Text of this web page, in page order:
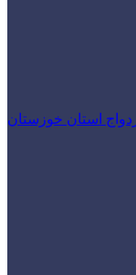
استان خوزستان